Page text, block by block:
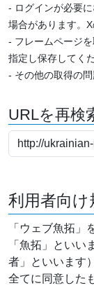
- ログインが必要
場合があります。
- フレームページ
指定し保存してく
- その他の取得の
URLを再検
利用者向け
「ウェブ魚拓」
「魚拓」といい
者」といいます
全てに同意した